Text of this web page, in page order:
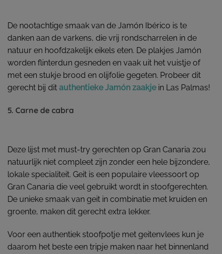
De nootachtige smaak van de Jamón Ibérico is te
danken aan de varkens, die vrij rondscharrelen in de
natuur en hoofdzakelijk eikels eten. De plakjes Jamón
worden flinterdun gesneden en vaak uit het vuistje of
met een stukje brood en olijfolie gegeten. Probeer dit
gerecht bij dit authentieke Jamón zaakjein Las Palmas!
5. Carne de cabra
Deze lijst met must-try gerechten op Gran Canaria zou
natuurlijk niet compleet zijn zonder een hele bijzondere,
lokale specialiteit. Geit is een populaire vleessoort op
Gran Canaria die veel gebruikt wordt in stoofgerechten.
De unieke smaak van geit in combinatie met kruiden en
groente, maken dit gerecht extra lekker.
Voor een authentiek stoofpotje met geitenvlees kun je
daarom het beste een tripje maken naar het binnenland